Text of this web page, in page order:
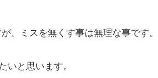
、ミスを無くす事は無理な事です。
いと思います。